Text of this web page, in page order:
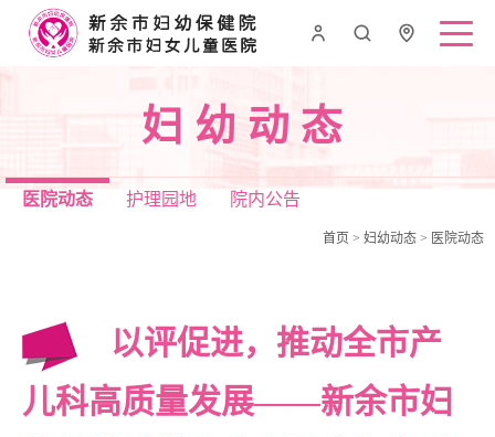
妇幼动态
医院动态 护理园地 院内公告
首页 > 妇幼动态 > 医院动态
以评促进，推动全市产
儿科高质量发展——新余市妇